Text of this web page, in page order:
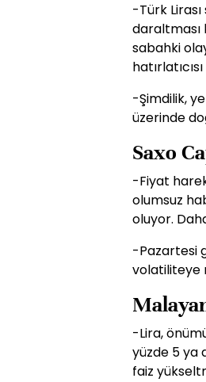
-Türk
daraltması
sabahki
-Şimdilik,
üzerinde
Saxo
-Fiyat
olumsuz
oluyor.
-Pazartesi
volatiliteye
-Lira,
yüzde 5 ya
faiz